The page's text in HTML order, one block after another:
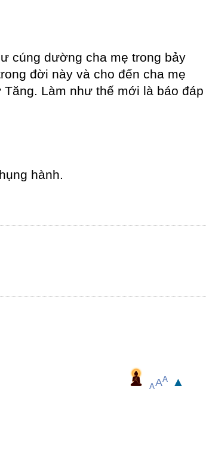
cúng dường cha mẹ trong bảy
đời này và cho đến cha mẹ
Làm như thế mới là báo đáp
hành.
AAA ▲